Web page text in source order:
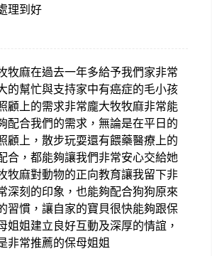
理到好
牧麻在過去一年多給予我們家非常
的幫忙與支持家中有癌症的毛小孩
顧上的需求非常龐大牧牧麻非常能
配合我們的需求，無論是在平日的
顧上，散步玩耍還有餵藥醫療上的
合，都能夠讓我們非常安心交給她
牧麻對動物的正向教育讓我留下非
深刻的印象，也能夠配合狗狗原來
習慣，讓自家的寶貝很快能夠跟保
姐姐建立良好互動及深厚的情誼，
非常推薦的保母姐姐